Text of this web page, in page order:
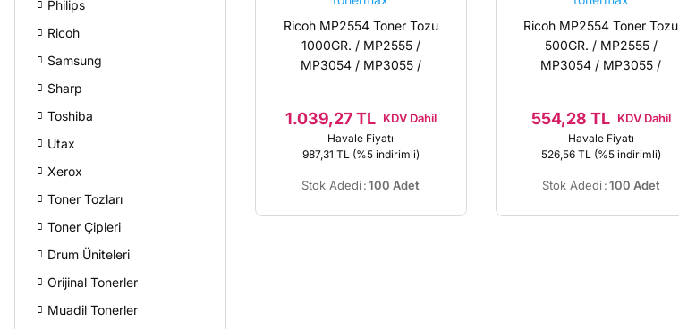
Philips
Ricoh
Samsung
Sharp
Toshiba
Utax
Xerox
Toner Tozları
Toner Çipleri
Drum Üniteleri
Orijinal Tonerler
Muadil Tonerler
Ricoh MP2554 Toner Tozu
1000GR. / MP2555 /
MP3054 / MP3055 /
1.039,27 TL KDV Dahil
Havale Fiyatı
987,31 TL (%5 indirimli)
Stok Adedi :100 Adet
Ricoh MP2554 Toner Tozu
500GR. / MP2555 /
MP3054 / MP3055 /
554,28 TL KDV Dahil
Havale Fiyatı
526,56 TL (%5 indirimli)
Stok Adedi :100 Adet